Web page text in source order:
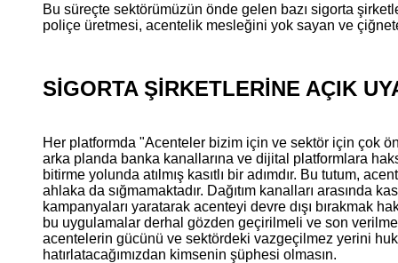
Bu süreçte sektörümüzün önde gelen bazı sigorta
poliçe üretmesi, acentelik mesleğini yok sayan ve
SİGORTA ŞİRKETLERİNE AÇIK
Her platformda "Acenteler bizim için ve sektör için çok
arka planda banka kanallarına ve dijital platformlara
bitirme yolunda atılmış kasıtlı bir adımdır. Bu tutum,
ahlaka da sığmamaktadır. Dağıtım kanalları arasında
kampanyaları yaratarak acenteyi devre dışı bırakmak
bu uygulamalar derhal gözden geçirilmeli ve son
acentelerin gücünü ve sektördeki vazgeçilmez yerini
hatırlatacağımızdan kimsenin şüphesi olmasın.